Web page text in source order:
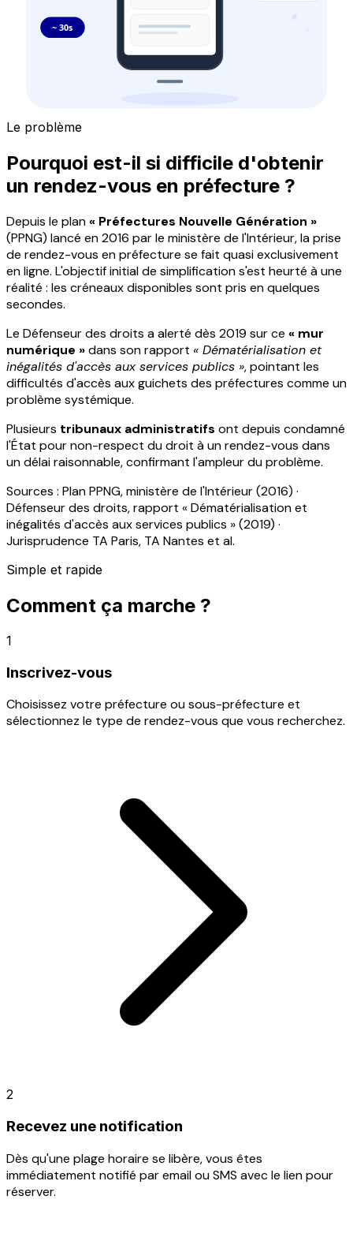
~ 30s
Le problème
Pourquoi est-il si difficile d'obtenir
un rendez-vous en préfecture ?
Depuis le plan« Préfectures Nouvelle Génération »
(PPNG) lancé en 2016 par le ministère de l'Intérieur, la prise
de rendez-vous en préfecture se fait quasi exclusivement
en ligne. L'objectif initial de simplification s'est heurté à une
réalité : les créneaux disponibles sont pris en quelques
secondes.
Le Défenseur des droits a alerté dès 2019 sur ce « mur
numérique »dans son rapport « Dématérialisation et
inégalités d'accès aux services publics », pointant les
difficultés d'accès aux guichets des préfectures comme un
problème systémique.
Plusieurs tribunaux administratifs ont depuis condamné
l'État pour non-respect du droit à un rendez-vous dans
un délai raisonnable, confirmant l'ampleur du problème.
Sources : Plan PPNG, ministère de l'Intérieur (2016) ·
Défenseur des droits, rapport « Dématérialisation et
inégalités d'accès aux services publics » (2019) ·
Jurisprudence TA Paris, TA Nantes et al.
Simple et rapide
Comment ça marche ?
1
Inscrivez-vous
Choisissez votre préfecture ou sous-préfecture et
sélectionnez le type de rendez-vous que vous recherchez.
2
Recevez une notification
Dès qu'une plage horaire se libère, vous êtes
immédiatement notifié par email ou SMS avec le lien pour
réserver.